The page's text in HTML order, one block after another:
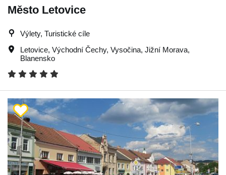
Město Letovice
Výlety, Turistické cíle
Letovice, Východní Čechy, Vysočina, Jižní Morava,
Blanensko